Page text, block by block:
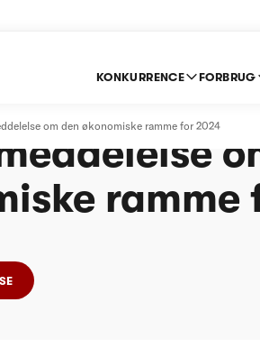
KONKURRENCE FORBRUG
om den økonomiske ramme for 2024
ramme